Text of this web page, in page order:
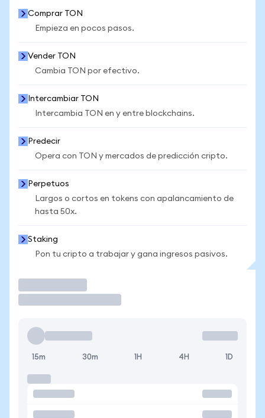
Comprar TON
Empieza en pocos pasos.
Vender TON
Cambia TON por efectivo.
Intercambiar TON
Intercambia TON en y entre blockchains.
Predecir
Opera con TON y mercados de predicción cripto.
Perpetuos
Largos o cortos en tokens con apalancamiento de
hasta 50x.
Staking
Pon tu cripto a trabajar y gana ingresos pasivos.
15m 30m 1H 4H 1D